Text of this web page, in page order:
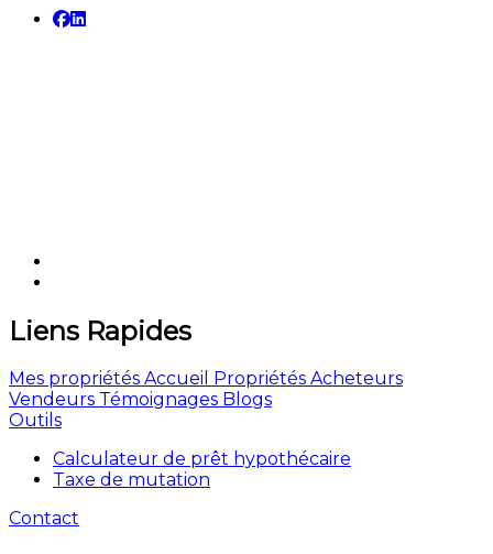
Liens Rapides
Mes propriétés Accueil Propriétés Acheteurs
Vendeurs Témoignages Blogs
Outils
Calculateur de prêt hypothécaire
Taxe de mutation
Contact